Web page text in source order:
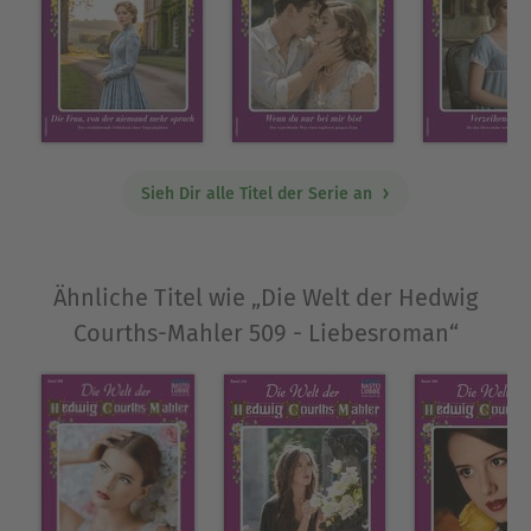
Sieh Dir alle Titel der Serie an
Ähnliche Titel wie „Die Welt der Hedwig
Courths-Mahler 509 - Liebesroman“